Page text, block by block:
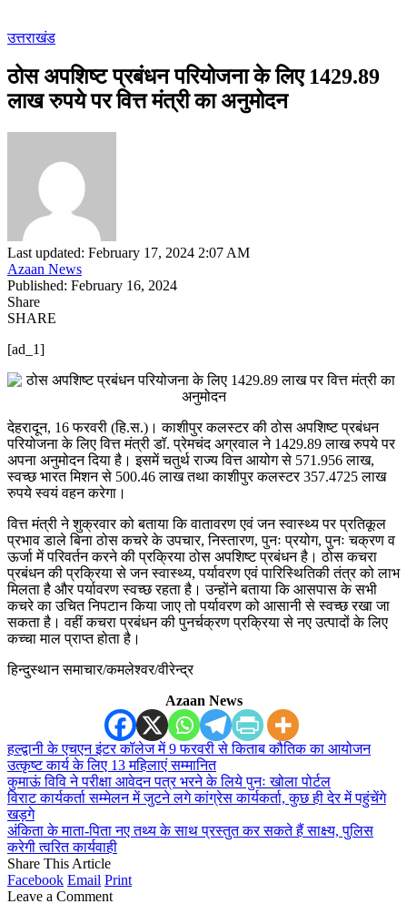
उत्तराखंड
ठोस अपशिष्ट प्रबंधन परियोजना के लिए 1429.89
लाख रुपये पर वित्त मंत्री का अनुमोदन
Last updated: February 17, 2024 2:07 AM
Azaan News
Published: February 16, 2024
Share
SHARE
[ad_1]
देहरादून, 16 फरवरी (हि.स.)। काशीपुर कलस्टर की ठोस अपशिष्ट प्रबंधन
परियोजना के लिए वित्त मंत्री डॉ. प्रेमचंद अग्रवाल ने 1429.89 लाख रुपये पर
अपना अनुमोदन दिया है। इसमें चतुर्थ राज्य वित्त आयोग से 571.956 लाख,
स्वच्छ भारत मिशन से 500.46 लाख तथा काशीपुर कलस्टर 357.4725 लाख
रुपये स्वयं वहन करेगा।
वित्त मंत्री ने शुक्रवार को बताया कि वातावरण एवं जन स्वास्थ्य पर प्रतिकूल
प्रभाव डाले बिना ठोस कचरे के उपचार, निस्तारण, पुनः प्रयोग, पुनः चक्रण व
ऊर्जा में परिवर्तन करने की प्रक्रिया ठोस अपशिष्ट प्रबंधन है। ठोस कचरा
प्रबंधन की प्रक्रिया से जन स्वास्थ्य, पर्यावरण एवं पारिस्थितिकी तंत्र को लाभ
मिलता है और पर्यावरण स्वच्छ रहता है। उन्होंने बताया कि आसपास के सभी
कचरे का उचित निपटान किया जाए तो पर्यावरण को आसानी से स्वच्छ रखा जा
सकता है। वहीं कचरा प्रबंधन की पुनर्चक्रण प्रक्रिया से नए उत्पादों के लिए
कच्चा माल प्राप्त होता है।
हिन्दुस्थान समाचार/कमलेश्वर/वीरेन्द्र
Azaan News
हल्द्वानी के एचएन इंटर कॉलेज में 9 फरवरी से किताब कौतिक का आयोजन
उत्कृष्ट कार्य के लिए 13 महिलाएं सम्मानित
कुमाऊं विवि ने परीक्षा आवेदन पत्र भरने के लिये पुनः खोला पोर्टल
विराट कार्यकर्ता सम्मेलन में जुटने लगे कांग्रेस कार्यकर्ता, कुछ ही देर में पहुंचेंगे
खड़गे
अंकिता के माता-पिता नए तथ्य के साथ प्रस्तुत कर सकते हैं साक्ष्य, पुलिस
करेगी त्वरित कार्यवाही
Share This Article
Facebook Email Print
Leave a Comment